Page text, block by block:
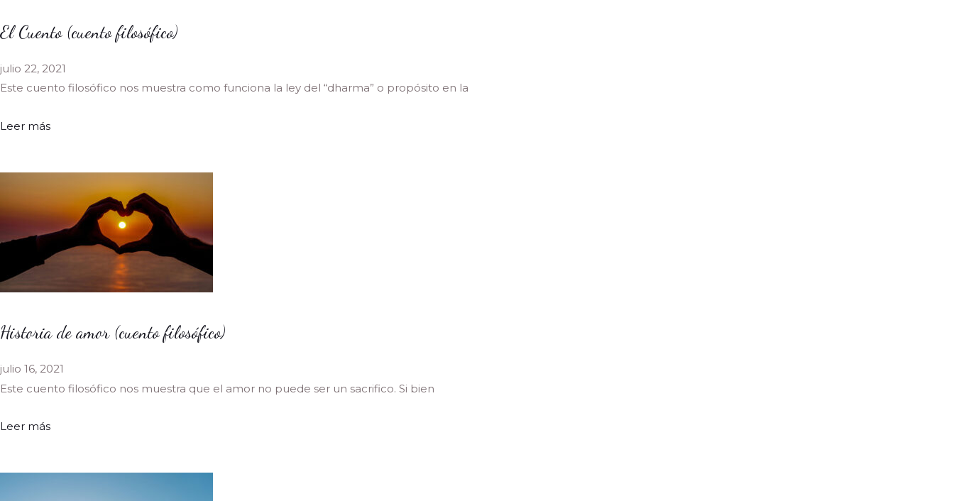
El Cuento (cuento filosófico)
julio 22, 2021
Este cuento filosófico nos muestra como funciona la ley del “dharma” o propósito en la
Leer más
Historia de amor (cuento filosófico)
julio 16, 2021
Este cuento filosófico nos muestra que el amor no puede ser un sacrifico. Si bien
Leer más